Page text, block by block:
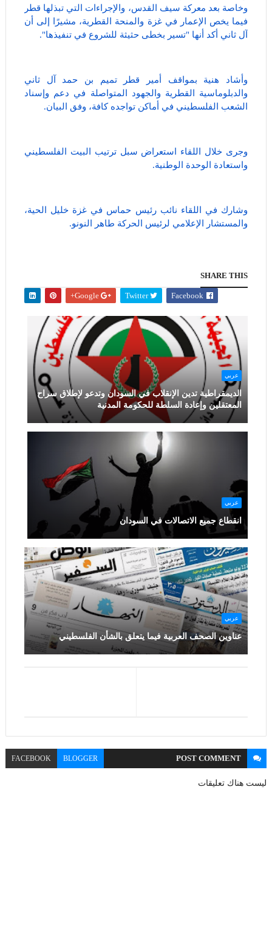
وخاصة بعد معركة سيف القدس، والإجراءات التي تبذلها قطر
فيما يخص الإعمار في غزة والمنحة القطرية، مشيرًا إلى أن
آل ثاني أكد أنها "تسير بخطى حثيثة للشروع في تنفيذها".
وأشاد هنية بمواقف أمير قطر تميم بن حمد آل ثاني
والدبلوماسية القطرية والجهود المتواصلة في دعم وإسناد
الشعب الفلسطيني في أماكن تواجده كافة، وفق البيان.
وجرى خلال اللقاء استعراض سبل ترتيب البيت الفلسطيني
واستعادة الوحدة الوطنية.
وشارك في اللقاء نائب رئيس حماس في غزة خليل الحية،
والمستشار الإعلامي لرئيس الحركة طاهر النونو.
SHARE THIS
Facebook
Twitter
Google+
عربي
الديمقراطية تدين الإنقلاب في السودان وتدعو لإطلاق سراح
المعتقلين وإعادة السلطة للحكومة المدنية
عربي
انقطاع جميع الاتصالات في السودان
عربي
عناوين الصحف العربية فيما يتعلق بالشأن الفلسطيني
POSTCOMMENT
BLOGGER
FACEBOOK
ليست هناك تعليقات